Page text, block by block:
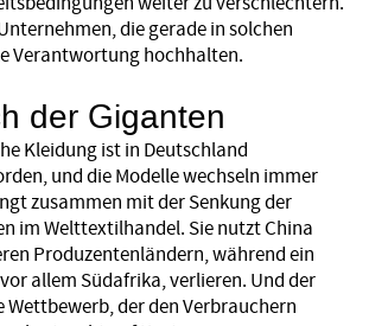
die gerade in solchen
Verantwortung hochhalten.
der Giganten
Kleidung ist in Deutschland
und die Modelle wechseln immer
zusammen mit der Senkung der
im Welttextilhandel. Sie nutzt China
Produzentenländern, während ein
allem Südafrika, verlieren. Und der
der den Verbrauchern